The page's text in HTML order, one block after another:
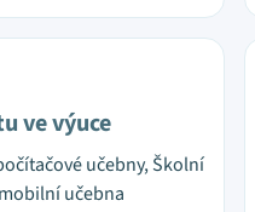
ve výuce
učebny, Školní
učebna